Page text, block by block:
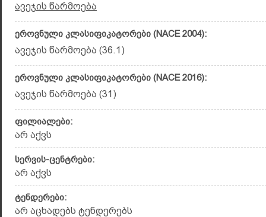
ავეჯის წარმოება
ეროვნული კლასიფიკატორები (NACE 2004):
ავეჯის წარმოება (36.1)
ეროვნული კლასიფიკატორები (NACE 2016):
ავეჯის წარმოება (31)
ფილიალები:
არ აქვს
სერვის-ცენტრები:
არ აქვს
ტენდერები:
არ აცხადებს ტენდერებს